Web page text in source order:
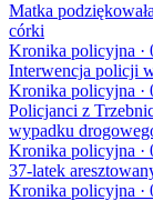
Matka
córki
Kronika policyjna ·
Interwencja policji
Kronika policyjna ·
Policjanci z
wypadku
Kronika policyjna ·
37-latek
Kronika policyjna ·